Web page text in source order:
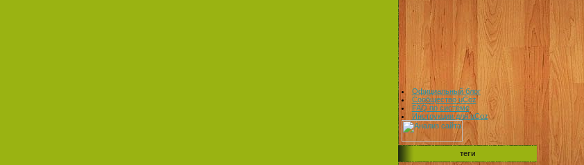
Официальный блог
Сообщество uCoz
FAQ по системе
Инструкции для uCoz
теги